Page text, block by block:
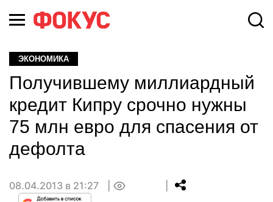
ЭКОНОМИКА
Получившему миллиардный
кредит Кипру срочно нужны
75 млн евро для спасения от
дефолта
08.04.2013 в 21:27